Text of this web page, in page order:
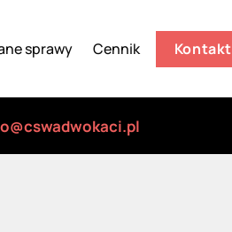
sprawy Cennik Kontakt